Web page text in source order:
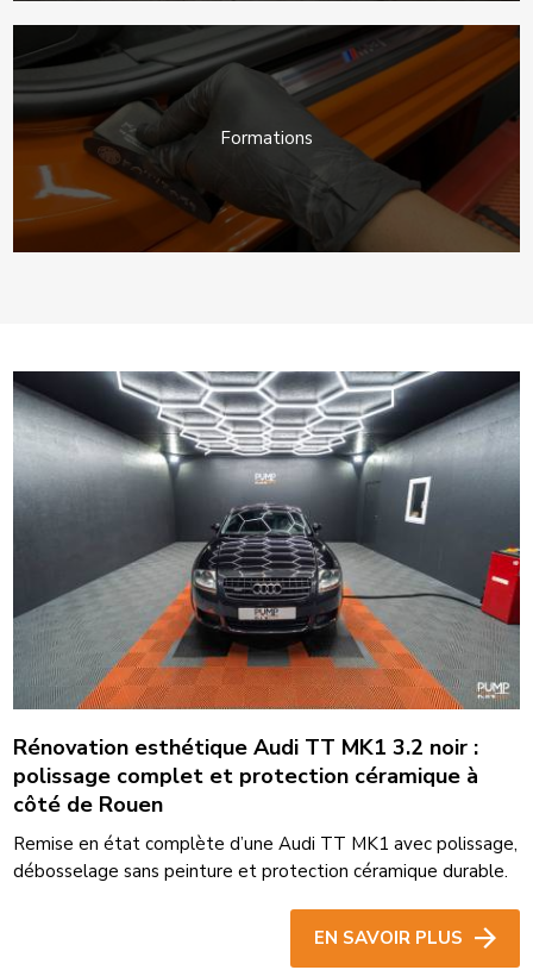
Formations
Rénovation esthétique Audi TT MK1 3.2 noir :
polissage complet et protection céramique à
côté de Rouen
Remise en état complète d’une Audi TT MK1 avec polissage,
débosselage sans peinture et protection céramique durable.
EN SAVOIR PLUS